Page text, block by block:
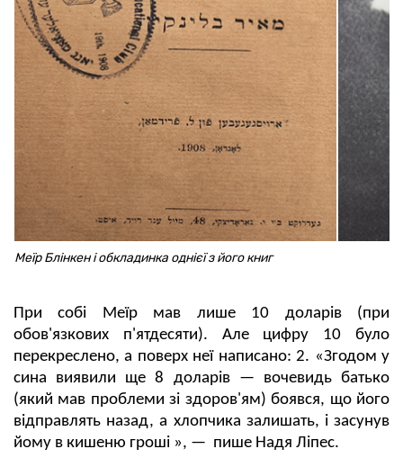
Меїр Блінкен і обкладинка однієї з його книг
При собі Меїр мав лише 10 доларів (при
обов'язкових п'ятдесяти). Але цифру 10 було
перекреслено, а поверх неї написано: 2. «Згодом у
сина виявили ще 8 доларів — вочевидь батько
(який мав проблеми зі здоров'ям) боявся, що його
відправлять назад, а хлопчика залишать, і засунув
йому в кишеню гроші », — пише Надя Ліпес.